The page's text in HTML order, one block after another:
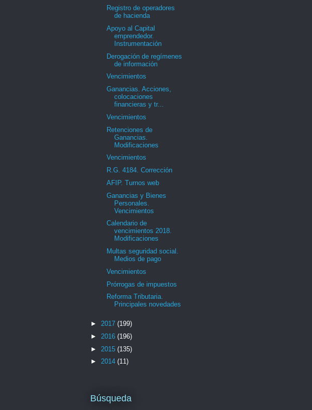
Registro de operadores
de hacienda
Apoyo al Capital
emprendedor.
Instrumentación
Derogación de regímenes
de información
Vencimientos
Ganancias. Acciones,
colocaciones
financieras y tr...
Vencimientos
Retenciones de
Ganancias.
Modificaciones
Vencimientos
R.G. 4184. Corrección
AFIP. Turnos web
Ganancias y Bienes
Personales.
Vencimientos
Calendario de
vencimientos 2018.
Modificaciones
Multas seguridad social.
Medios de pago
Vencimientos
Prórrogas de impuestos
Reforma Tributaria.
Principales novedades
► 2017 (199)
► 2016 (196)
► 2015 (135)
► 2014 (11)
Búsqueda